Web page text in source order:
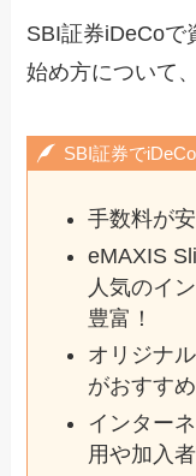
SBI証券iDeCoで
始め方について
SBI証券で
手数料が
eMAXIS
人気のイ
豊富！
オリジナ
がおすすめ
インター
用や加入